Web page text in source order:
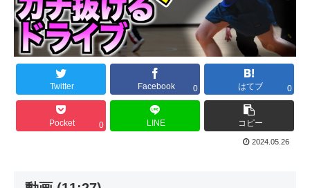
Twitter Facebook 0 はてブ 0
Pocket 0 LINE コピー
2024.05.26